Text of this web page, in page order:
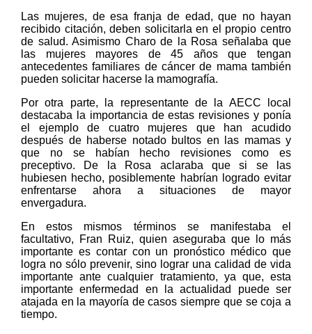
Las mujeres, de esa franja de edad, que no hayan
recibido citación, deben solicitarla en el propio centro
de salud. Asimismo Charo de la Rosa señalaba que
las mujeres mayores de 45 años que tengan
antecedentes familiares de cáncer de mama también
pueden solicitar hacerse la mamografía.
Por otra parte, la representante de la AECC local
destacaba la importancia de estas revisiones y ponía
el ejemplo de cuatro mujeres que han acudido
después de haberse notado bultos en las mamas y
que no se habían hecho revisiones como es
preceptivo. De la Rosa aclaraba que si se las
hubiesen hecho, posiblemente habrían logrado evitar
enfrentarse ahora a situaciones de mayor
envergadura.
En estos mismos términos se manifestaba el
facultativo, Fran Ruiz, quien aseguraba que lo más
importante es contar con un pronóstico médico que
logra no sólo prevenir, sino lograr una calidad de vida
importante ante cualquier tratamiento, ya que, esta
importante enfermedad en la actualidad puede ser
atajada en la mayoría de casos siempre que se coja a
tiempo.